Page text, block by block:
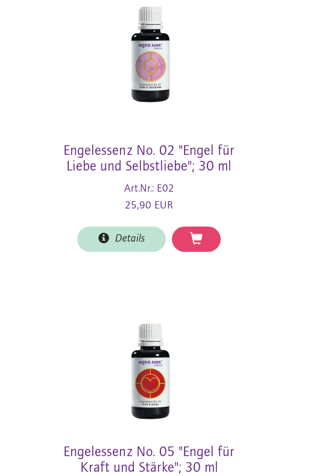
Engelessenz No. 02 "Engel für
Liebe und Selbstliebe"; 30 ml
Art.Nr.: E02
25,90 EUR
Details
Engelessenz No. 05 "Engel für
Kraft und Stärke"; 30 ml